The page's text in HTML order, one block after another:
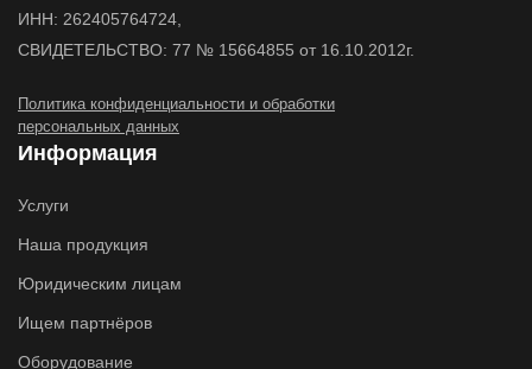
ИНН: 262405764724,
СВИДЕТЕЛЬСТВО: 77 № 15664855 от 16.10.2012г.
Политика конфиденциальности и обработки
персональных данных
Информация
Услуги
Наша продукция
Юридическим лицам
Ищем партнёров
Оборудование